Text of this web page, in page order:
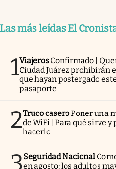
Las más leídas El
1Viajeros Confirmado |
Ciudad Juárez prohibirán
que hayan postergado
pasaporte
2Truco caseroPoner una
de WiFi | Para qué sirve
hacerlo
3Seguridad Nacional
en agosto: los adultos